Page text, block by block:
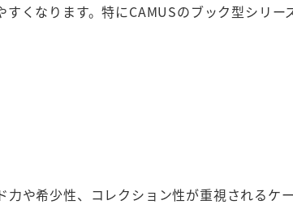
くなります。特にCAMUSのブック型シリ
や希少性、コレクション性が重視されるケー